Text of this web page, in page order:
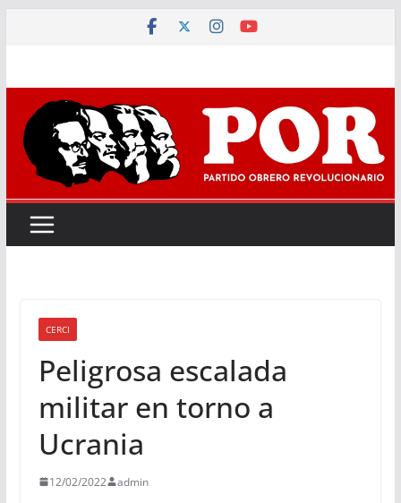
CERCI
Peligrosa escalada
militar en torno a
Ucrania
12/02/2022 admin